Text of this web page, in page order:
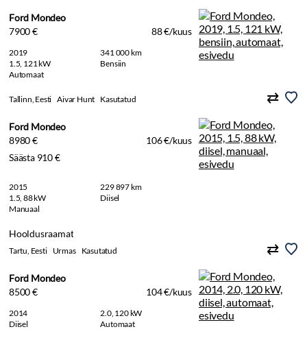
Ford Mondeo
7900 €
88 €/kuus
2019
341 000 km
1.5, 121 kW
Bensiin
Automaat
Tallinn, Eesti Aivar Hunt Kasutatud
Ford Mondeo
8980 €
106 €/kuus
Säästa 910 €
2015
229 897 km
1.5, 88 kW
Diisel
Manuaal
Hooldusraamat
Tartu, Eesti Urmas Kasutatud
Ford Mondeo
8500 €
104 €/kuus
2014
2.0, 120 kW
Diisel
Automaat